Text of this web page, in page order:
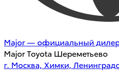
Major — официальный дилер
Major Toyota Шереметьево
г. Москва, Химки,